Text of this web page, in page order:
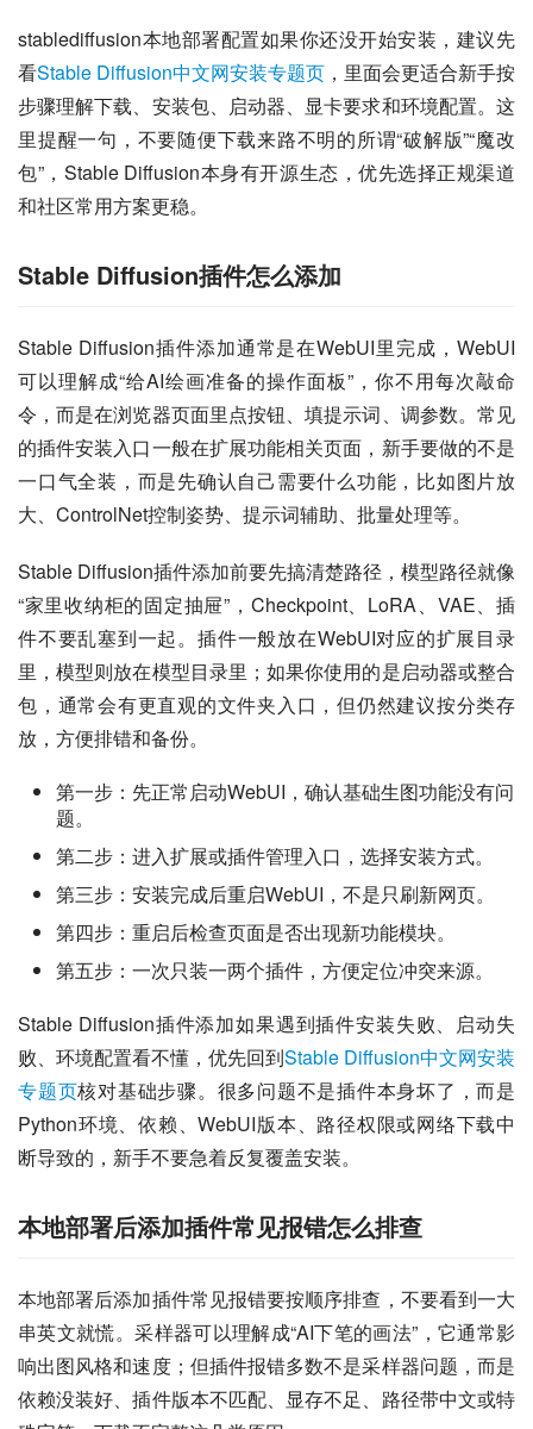
stablediffusion本地部署配置如果你还没开始安装，建议先
看Stable Diffusion中文网安装专题页 ，里面会更适合新手按
步骤理解下载、安装包、启动器、显卡要求和环境配置。这
里提醒一句，不要随便下载来路不明的所谓“破解版”“魔改
包”，Stable Diffusion本身有开源生态，优先选择正规渠道
和社区常用方案更稳。
Stable Diffusion插件怎么添加
Stable Diffusion插件添加通常是在WebUI里完成，WebUI
可以理解成“给AI绘画准备的操作面板”，你不用每次敲命
令，而是在浏览器页面里点按钮、填提示词、调参数。常见
的插件安装入口一般在扩展功能相关页面，新手要做的不是
一口气全装，而是先确认自己需要什么功能，比如图片放
大、ControlNet控制姿势、提示词辅助、批量处理等。
Stable Diffusion插件添加前要先搞清楚路径，模型路径就像
“家里收纳柜的固定抽屉”，Checkpoint、LoRA、VAE、插
件不要乱塞到一起。插件一般放在WebUI对应的扩展目录
里，模型则放在模型目录里；如果你使用的是启动器或整合
包，通常会有更直观的文件夹入口，但仍然建议按分类存
放，方便排错和备份。
第一步：先正常启动WebUI，确认基础生图功能没有问
题。
第二步：进入扩展或插件管理入口，选择安装方式。
第三步：安装完成后重启WebUI，不是只刷新网页。
第四步：重启后检查页面是否出现新功能模块。
第五步：一次只装一两个插件，方便定位冲突来源。
Stable Diffusion插件添加如果遇到插件安装失败、启动失
败、环境配置看不懂，优先回到Stable Diffusion中文网安装
专题页核对基础步骤。很多问题不是插件本身坏了，而是
Python环境、依赖、WebUI版本、路径权限或网络下载中
断导致的，新手不要急着反复覆盖安装。
本地部署后添加插件常见报错怎么排查
本地部署后添加插件常见报错要按顺序排查，不要看到一大
串英文就慌。采样器可以理解成“AI下笔的画法”，它通常影
响出图风格和速度；但插件报错多数不是采样器问题，而是
依赖没装好、插件版本不匹配、显存不足、路径带中文或特